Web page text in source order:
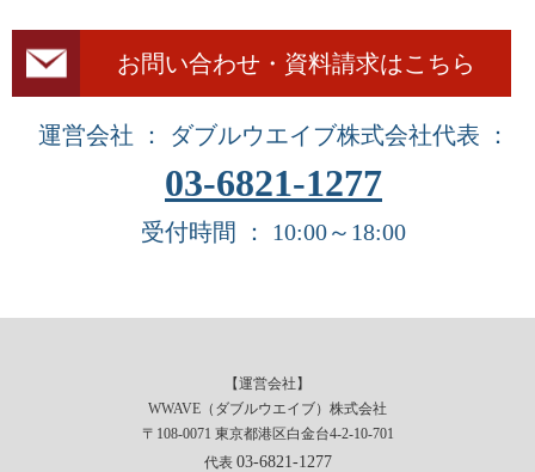
お問い合わせ・資料請求はこちら
運営会社 ： ダブルウエイブ株式会社代表 ：
03-6821-1277
受付時間 ： 10:00～18:00
【運営会社】
WWAVE（ダブルウエイブ）株式会社
〒108-0071 東京都港区白金台4-2-10-701
代表 03-6821-1277